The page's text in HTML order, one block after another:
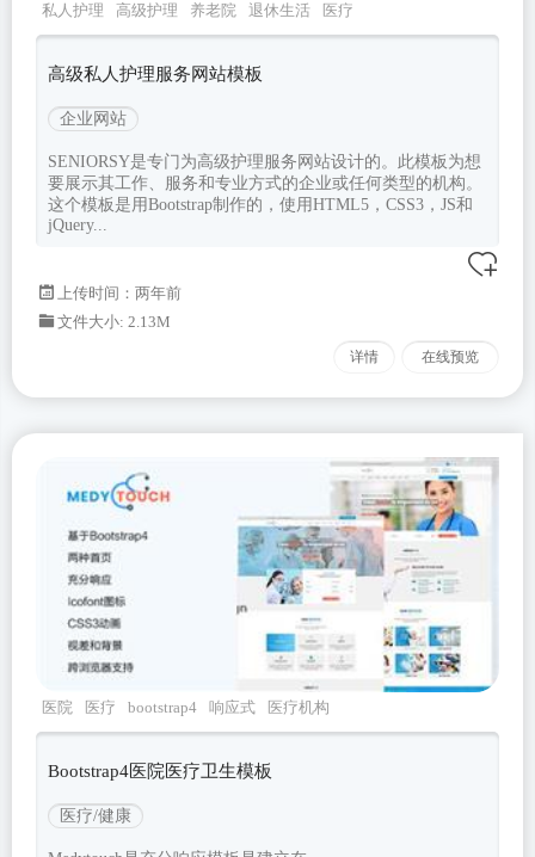
私人护理 高级护理 养老院 退休生活 医疗
高级私人护理服务网站模板
企业网站
SENIORSY是专门为高级护理服务网站设计的。此模板为想
要展示其工作、服务和专业方式的企业或任何类型的机构。
这个模板是用Bootstrap制作的，使用HTML5，CSS3，JS和
jQuery...
上传时间：两年前
文件大小: 2.13M
详情 在线预览
医院 医疗 bootstrap4 响应式 医疗机构
Bootstrap4医院医疗卫生模板
医疗/健康